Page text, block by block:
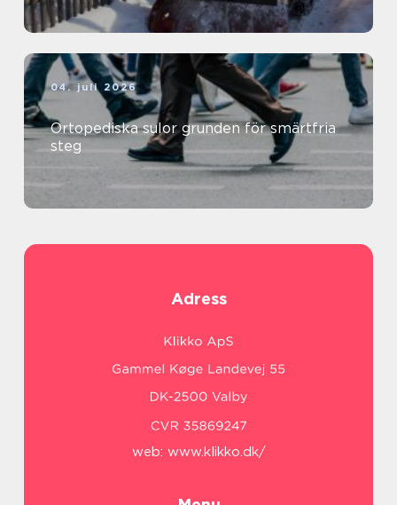
04. juli 2026
Ortopediska sulor grunden för smärtfria
steg
Adress
web: www.klikko.dk/